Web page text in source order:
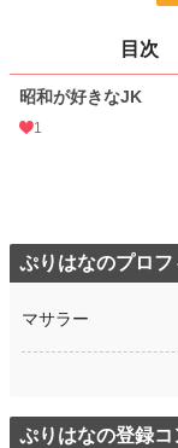
初回公開日時
週間ポイント
累計ポイント 8,877 pt
目次
昭和が好きなJK
1
ぷりはなのプロフ
マサラー
ぷりはなの登録コ